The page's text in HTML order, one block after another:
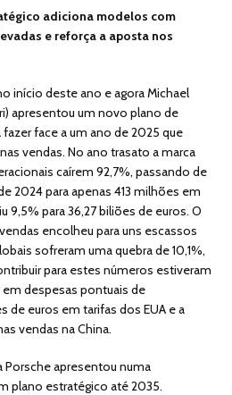
adiciona modelos com
e reforça a aposta nos
início deste ano e agora Michael
apresentou um novo plano de
face a um ano de 2025 que
vendas. No ano trasato a marca
caírem 92,7%, passando de
2024 para apenas 413 milhões em
9,5% para 36,27 biliões de euros. O
encolheu para uns escassos
sofreram uma quebra de 10,1%,
para estes números estiveram
despesas pontuais de
de euros em tarifas dos EUA e a
vendas na China.
Porsche apresentou numa
plano estratégico até 2035.